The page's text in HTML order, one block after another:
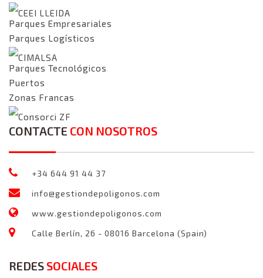
CEEI LLEIDA
Parques Empresariales
Parques Logísticos
CIMALSA
Parques Tecnológicos
Puertos
Zonas Francas
Consorci ZF
CONTACTE CON NOSOTROS
+34 644 91 44 37
info@gestiondepoligonos.com
www.gestiondepoligonos.com
Calle Berlín, 26 - 08016 Barcelona (Spain)
REDES SOCIALES